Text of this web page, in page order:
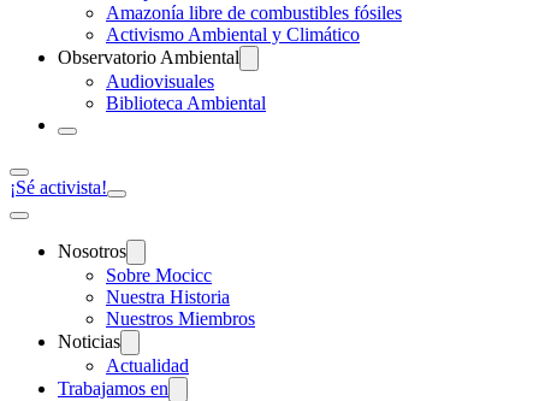
Amazonía libre de combustibles fósiles
Activismo Ambiental y Climático
Observatorio Ambiental
Audiovisuales
Biblioteca Ambiental
¡Sé activista!
Nosotros
Sobre Mocicc
Nuestra Historia
Nuestros Miembros
Noticias
Actualidad
Trabajamos en